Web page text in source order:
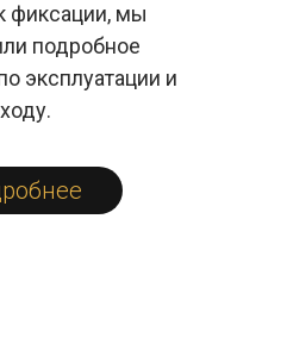
фиксации, мы
подробное
эксплуатации и